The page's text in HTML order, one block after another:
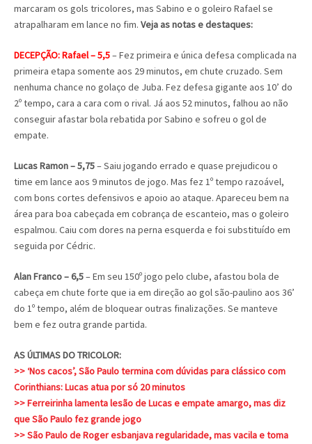
marcaram os gols tricolores, mas Sabino e o goleiro Rafael se
atrapalharam em lance no fim. Veja as notas e destaques:
DECEPÇÃO: Rafael – 5,5– Fez primeira e única defesa complicada na
primeira etapa somente aos 29 minutos, em chute cruzado. Sem
nenhuma chance no golaço de Juba. Fez defesa gigante aos 10’ do
2º tempo, cara a cara com o rival. Já aos 52 minutos, falhou ao não
conseguir afastar bola rebatida por Sabino e sofreu o gol de
empate.
Lucas Ramon – 5,75– Saiu jogando errado e quase prejudicou o
time em lance aos 9 minutos de jogo. Mas fez 1º tempo razoável,
com bons cortes defensivos e apoio ao ataque. Apareceu bem na
área para boa cabeçada em cobrança de escanteio, mas o goleiro
espalmou. Caiu com dores na perna esquerda e foi substituído em
seguida por Cédric.
Alan Franco – 6,5– Em seu 150º jogo pelo clube, afastou bola de
cabeça em chute forte que ia em direção ao gol são-paulino aos 36’
do 1º tempo, além de bloquear outras finalizações. Se manteve
bem e fez outra grande partida.
AS ÚLTIMAS DO TRICOLOR:
>> ‘Nos cacos’, São Paulo termina com dúvidas para clássico com
Corinthians: Lucas atua por só 20 minutos
>> Ferreirinha lamenta lesão de Lucas e empate amargo, mas diz
que São Paulo fez grande jogo
>> São Paulo de Roger esbanjava regularidade, mas vacila e toma